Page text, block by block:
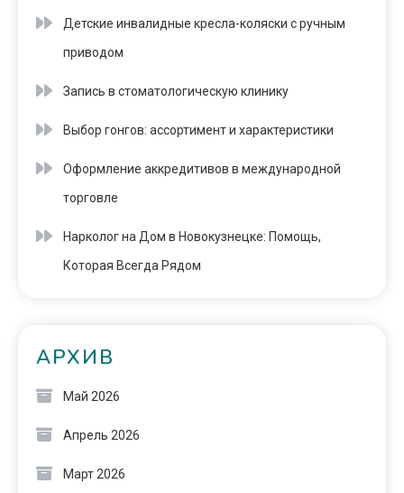
Детские инвалидные кресла-коляски с ручным
приводом
Запись в стоматологическую клинику
Выбор гонгов: ассортимент и характеристики
Оформление аккредитивов в международной
торговле
Нарколог на Дом в Новокузнецке: Помощь,
Которая Всегда Рядом
АРХИВ
Май 2026
Апрель 2026
Март 2026